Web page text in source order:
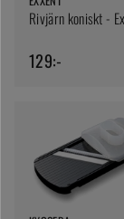
Rivjärn koniskt -
129:-